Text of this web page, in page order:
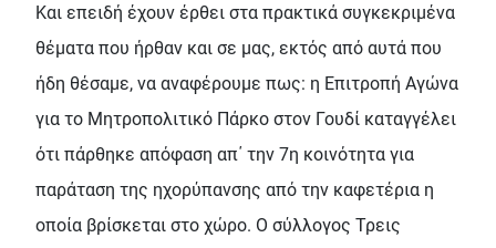
Και επειδή έχουν έρθει στα πρακτικά συγκεκριμένα
θέματα που ήρθαν και σε μας, εκτός από αυτά που
ήδη θέσαμε, να αναφέρουμε πως: η Επιτροπή Αγώνα
για το Μητροπολιτικό Πάρκο στον Γουδί καταγγέλει
ότι πάρθηκε απόφαση απ΄ την 7η κοινότητα για
παράταση της ηχορύπανσης από την καφετέρια η
οποία βρίσκεται στο χώρο. Ο σύλλογος Τρεις